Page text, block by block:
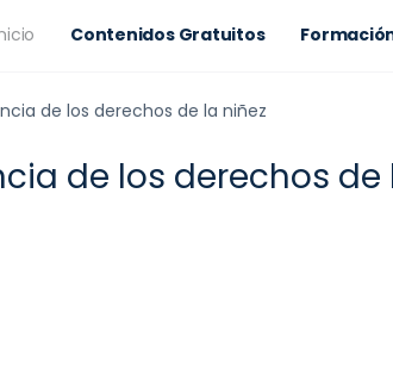
Contenidos Gratuitos
de los derechos de la niñez
de los derechos de